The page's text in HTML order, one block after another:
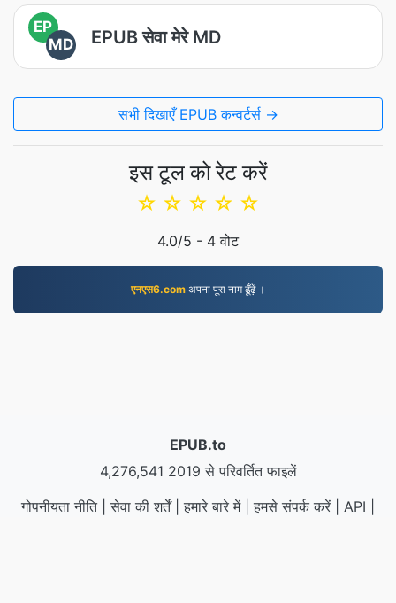
EP
MD
EPUB सेवा मेरे MD
सभी दिखाएँ EPUB कन्वर्टर्स →
इस टूल को रेट करें
☆
☆
☆
☆
☆
4.0/5 - 4 वोट
एनएस6.com अपना पूरा नाम ढूँढ़ें ।
EPUB.to
4,276,541 2019 से परिवर्तित फाइलें
गोपनीयता नीति|सेवा की शर्तें|हमारे बारे में|हमसे संपर्क करें API